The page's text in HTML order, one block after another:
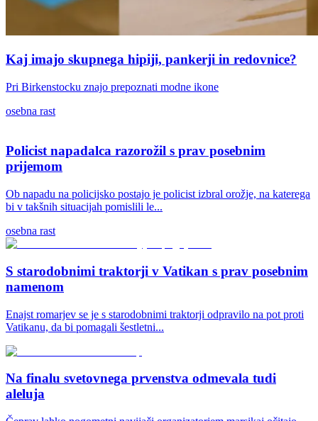
Kaj imajo skupnega hipiji, pankerji in redovnice?
Pri Birkenstocku znajo prepoznati modne ikone
osebna rast
Policist napadalca razorožil s prav posebnim
prijemom
Ob napadu na policijsko postajo je policist izbral orožje, na katerega
bi v takšnih situacijah pomislili le...
osebna rast
S starodobnimi traktorji v Vatikan s prav posebnim
namenom
Enajst romarjev se je s starodobnimi traktorji odpravilo na pot proti
Vatikanu, da bi pomagali šestletni...
Na finalu svetovnega prvenstva odmevala tudi
aleluja